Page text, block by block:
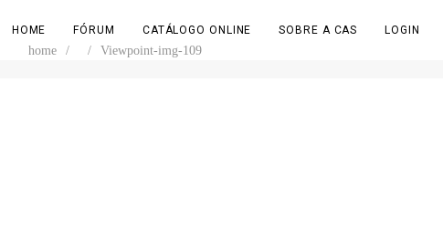
HOME FÓRUM CATÁLOGO ONLINE SOBRE A CAS LOGIN
home / / Viewpoint-img-109